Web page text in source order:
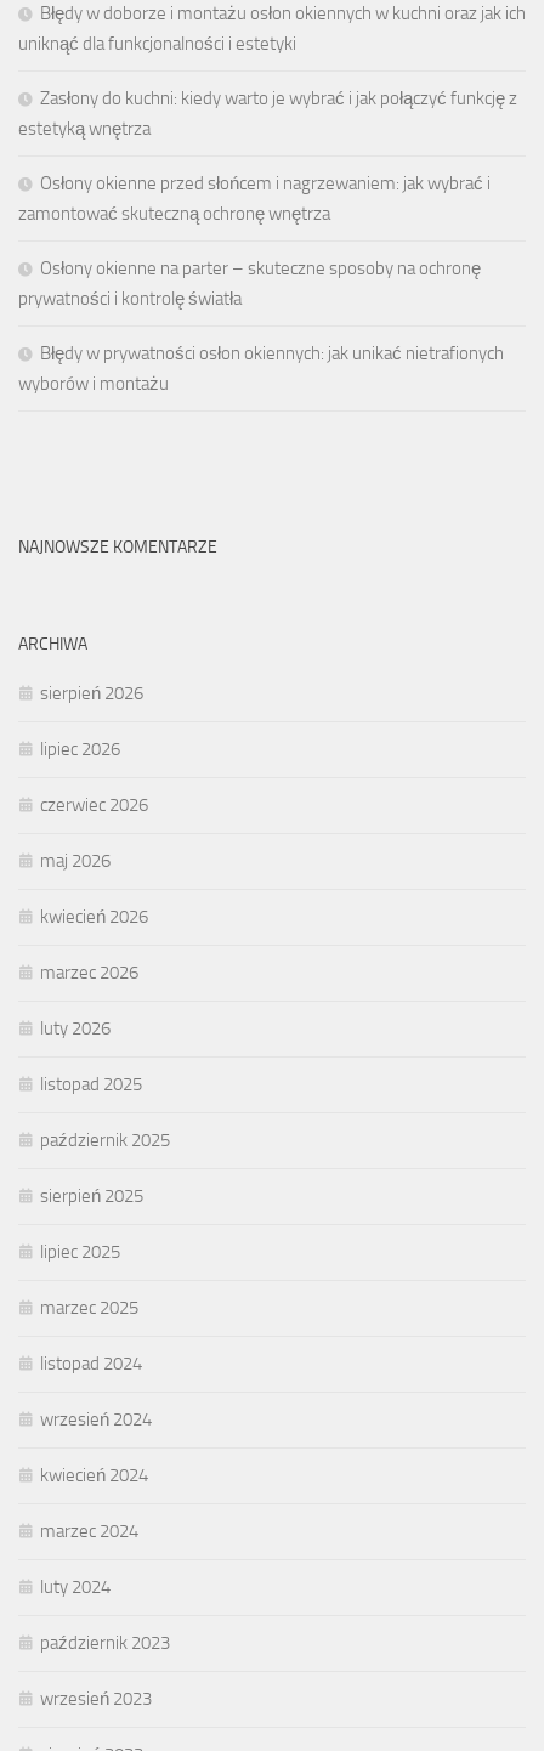
Błędy w doborze i montażu osłon okiennych w kuchni oraz jak ich
uniknąć dla funkcjonalności i estetyki
Zasłony do kuchni: kiedy warto je wybrać i jak połączyć funkcję z
estetyką wnętrza
Osłony okienne przed słońcem i nagrzewaniem: jak wybrać i
zamontować skuteczną ochronę wnętrza
Osłony okienne na parter – skuteczne sposoby na ochronę
prywatności i kontrolę światła
Błędy w prywatności osłon okiennych: jak unikać nietrafionych
wyborów i montażu
NAJNOWSZE KOMENTARZE
ARCHIWA
sierpień 2026
lipiec 2026
czerwiec 2026
maj 2026
kwiecień 2026
marzec 2026
luty 2026
listopad 2025
październik 2025
sierpień 2025
lipiec 2025
marzec 2025
listopad 2024
wrzesień 2024
kwiecień 2024
marzec 2024
luty 2024
październik 2023
wrzesień 2023